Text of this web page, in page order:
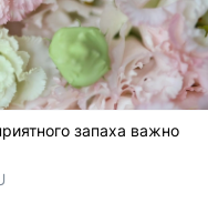
запаха важно